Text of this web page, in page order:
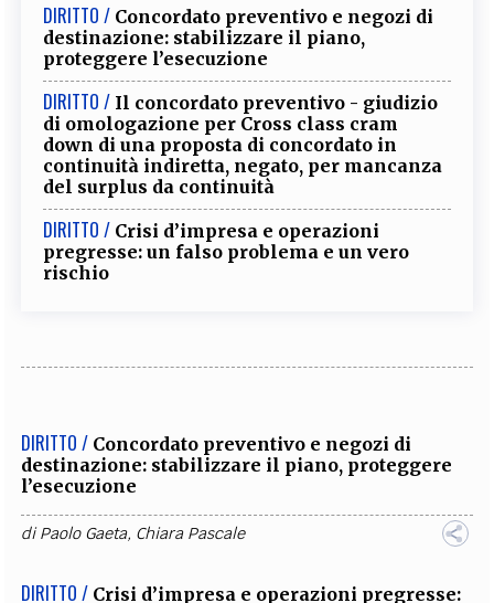
DIRITTO / Concordato preventivo e negozi di
destinazione: stabilizzare il piano,
proteggere l’esecuzione
DIRITTO / Il concordato preventivo - giudizio
di omologazione per Cross class cram
down di una proposta di concordato in
continuità indiretta, negato, per mancanza
del surplus da continuità
DIRITTO / Crisi d’impresa e operazioni
pregresse: un falso problema e un vero
rischio
DIRITTO / Concordato preventivo e negozi di
destinazione: stabilizzare il piano, proteggere
l’esecuzione
diPaolo Gaeta, Chiara Pascale
DIRITTO / Crisi d’impresa e operazioni pregresse: